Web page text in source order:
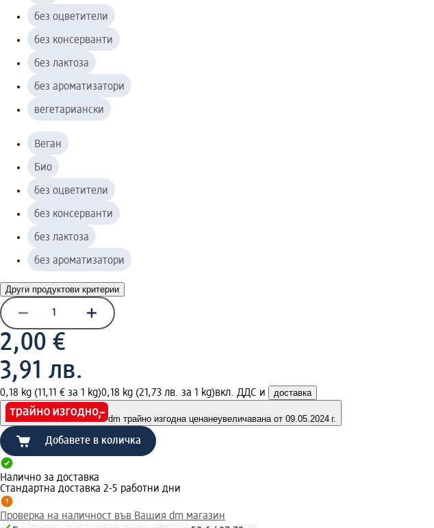
без оцветители
без консерванти
без лактоза
без ароматизатори
вегетариански
Веган
Био
без оцветители
без консерванти
без лактоза
без ароматизатори
Други продуктови критерии
2,00 €
3,91 лв.
0,18 kg (11,11 € за 1 kg)0,18 kg (21,73 лв. за 1 kg)вкл. ДДС и доставка
dm трайно изгодна ценанеувеличавана от 09.05.2024 г.
Добавете в количка
Налично за доставка
Стандартна доставка 2-5 работни дни
Проверка на наличност във Вашия dm магазин